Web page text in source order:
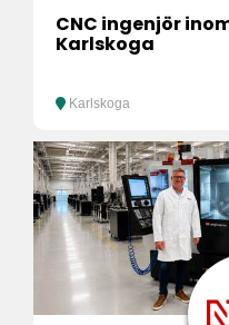
CNC ingenjör
Karlskoga
Karlskoga